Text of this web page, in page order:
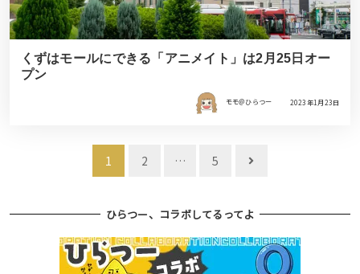
くずはモールにできる「アニメイト」は2月25日オー
プン
モモ＠ひらつー 2023年1月23日
ビ
1 2 … 5
ひらつー、コラボしてるってよ